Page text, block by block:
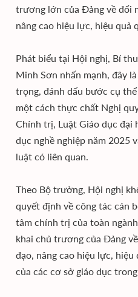
trương lớn của Đảng về đổi
nâng cao hiệu lực, hiệu quả
Phát biểu tại Hội nghị, Bí
Minh Sơn nhấn mạnh, đây
trọng, đánh dấu bước cụ
một cách thực chất Nghị
Chính trị, Luật Giáo dục đại
dục nghề nghiệp năm 2025
luật có liên quan.
Theo Bộ trưởng, Hội nghị
quyết định về công tác cán
tâm chính trị của toàn
khai chủ trương của Đảng
đạo, nâng cao hiệu lực,
của các cơ sở giáo dục